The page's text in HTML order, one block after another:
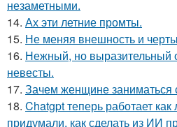
незаметными.
14. Ах эти летние промты.
15. Не меняя внешность и
16. Нежный, но выразительный
невесты.
17. Зачем женщине заниматься
18. Chatgpt теперь работает
придумали, как сделать из ИИ